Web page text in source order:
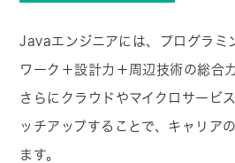
Javaエンジニアには、プログラミ
ワーク＋設計力＋周辺技術の総合
さらにクラウドやマイクロサービ
ッチアップすることで、キャリア
ます。